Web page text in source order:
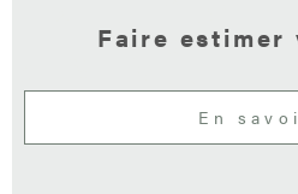
Faire estimer
En